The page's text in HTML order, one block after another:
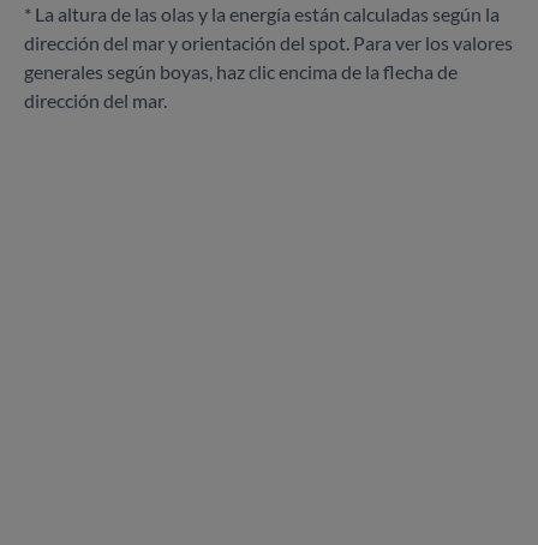
* La altura de las olas y la energía están calculadas según la
dirección del mar y orientación del spot. Para ver los valores
generales según boyas, haz clic encima de la flecha de
dirección del mar.